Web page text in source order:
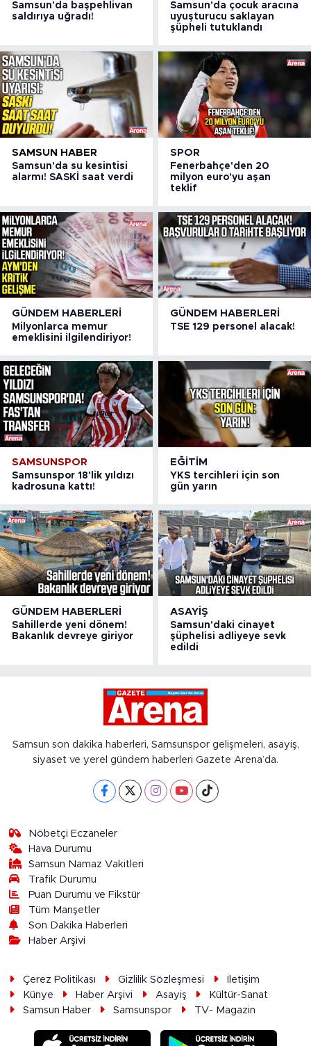
Samsun'da başpehlivan
saldırıya uğradı!
Samsun'da çocuk aracına
uyuşturucu saklayan
şüpheli tutuklandı
SAMSUN HABER
Samsun'da su kesintisi
alarmı! SASKİ saat verdi
SPOR
Fenerbahçe'den 20
milyon euro'yu aşan
teklif
GÜNDEM HABERLERI
Milyonlarca memur
emeklisini ilgilendiriyor!
GÜNDEM HABERLERI
TSE 129 personel alacak!
SAMSUNSPOR
Samsunspor 18'lik yıldızı
kadrosuna kattı!
EĞITIM
YKS tercihleri için son
gün yarın
GÜNDEM HABERLERI
Sahillerde yeni dönem!
Bakanlık devreye giriyor
ASAYIŞ
Samsun'daki cinayet
şüphelisi adliyeye sevk
edildi
Samsun son dakika haberleri, Samsunspor gelişmeleri, asayiş,
siyaset ve yerel gündem haberleri Gazete Arena’da.
Nöbetçi Eczaneler
Hava Durumu
Samsun Namaz Vakitleri
Trafik Durumu
Puan Durumu ve Fikstür
Tüm Manşetler
Son Dakika Haberleri
Haber Arşivi
Çerez Politikası Gizlilik Sözleşmesi
İletişim
Künye
Haber Arşivi Asayiş
Kültür-Sanat
Samsun Haber
Samsunspor TV- Magazin